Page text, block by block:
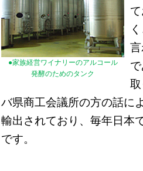
●家族経営ワイナリーのアルコール
発酵のためのタンク
バ県商工会議所の方の話に
輸出されており、毎年日本
です。